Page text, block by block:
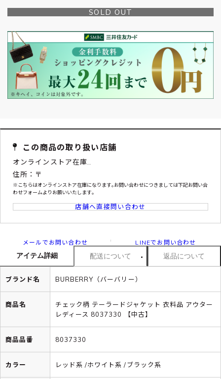
SOLD OUT
この商品の取り扱い店舗
オンラインストア在庫..
住所：〒
※こちらはオンラインストア在庫になります｡お問い合わせにつきましては下記お問い合
わせフォームよりお願いいたします｡
店舗へ直接問い合わせ
メールでお問い合わせ LINEでお問い合わせ
アイテム詳細 配送について 返品について
ブランド名 BURBERRY（バーバリー）
商品名
チェック柄 テーラードジャケット 衣料品 アウター
レディース 8037330 【中古】
商品品番 8037330
カラー レッド系 /ホワイト系 /ブラック系